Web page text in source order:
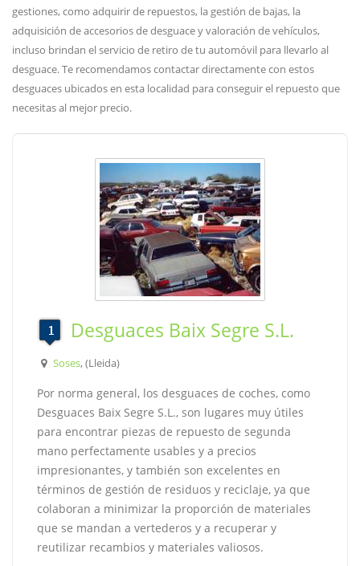
gestiones, como adquirir de repuestos, la gestión de bajas, la
adquisición de accesorios de desguace y valoración de vehículos,
incluso brindan el servicio de retiro de tu automóvil para llevarlo al
desguace. Te recomendamos contactar directamente con estos
desguaces ubicados en esta localidad para conseguir el repuesto que
necesitas al mejor precio.
Desguaces Baix Segre S.L.
Soses, (Lleida)
Por norma general, los desguaces de coches, como
Desguaces Baix Segre S.L., son lugares muy útiles
para encontrar piezas de repuesto de segunda
mano perfectamente usables y a precios
impresionantes, y también son excelentes en
términos de gestión de residuos y reciclaje, ya que
colaboran a minimizar la proporción de materiales
que se mandan a vertederos y a recuperar y
reutilizar recambios y materiales valiosos.